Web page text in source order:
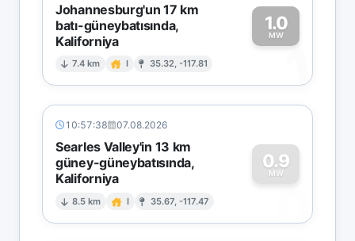
Johannesburg'un 17 km
batı-güneybatısında,
Kaliforniya
7.4 km I 35.32, -117.81
1.0
MW
1
10:57:38 07.08.2026
Searles Valley'in 13 km
güney-güneybatısında,
Kaliforniya
8.5 km I 35.67, -117.47
0.9
MW
0